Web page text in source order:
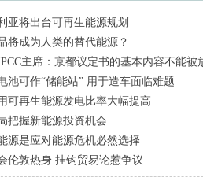
亚将出台可再生能源规划
将成为人类的替代能源？
主席：京都议定书的基本内容不能被
池可作“储能站” 用于造车面临难题
可再生能源发电比率大幅提高
把握新能源投资机会
源是应对能源危机必然选择
伦敦热身 挂钩贸易论惹争议